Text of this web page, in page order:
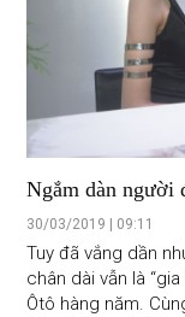
Ngắm dàn người
30/03/2019 | 09:11
Tuy đã vắng dần
chân dài vẫn là
Ôtô hàng năm.